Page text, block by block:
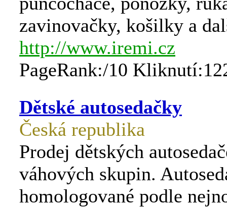
zavinovačky, košilky a
http://www.iremi.cz
PageRank:/10
Dětské autosedačky
Česká republika
Prodej dětských
váhových skupin.
homologované podle